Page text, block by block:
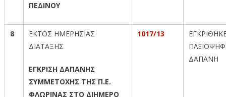
ΠΕΔΙΝΟΥ
8
ΕΚΤΟΣ ΗΜΕΡΗΣΙΑΣ
ΔΙΑΤΑΞΗΣ
ΕΓΚΡΙΣΗ ΔΑΠΑΝΗΣ
ΣΥΜΜΕΤΟΧΗΣ ΤΗΣ Π.Ε.
ΦΛΩΡΙΝΑΣ ΣΤΟ ΔΙΗΜΕΡΟ
1017/13
ΔΑΠΑΝΗ